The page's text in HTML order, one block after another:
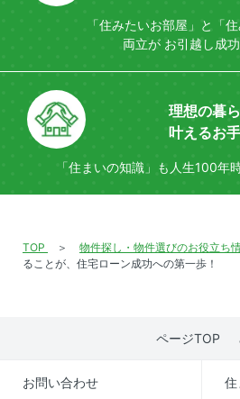
「住みたいお部屋」と「
両立がお引越し成
理想の暮
叶えるお
「住まいの知識」も 人生100年
TOP 物件探し・物件選びのお役立ち
ることが、住宅ローン成功への第一歩！
ページTOP
お問い合わせ 住